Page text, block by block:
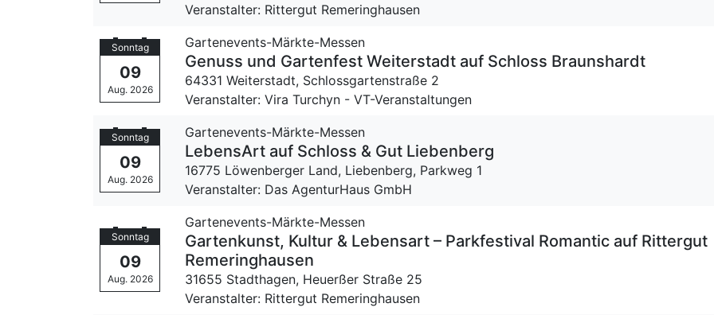
Veranstalter: Rittergut Remeringhausen
Sonntag
09
Aug. 2026
Gartenevents-Märkte-Messen
Genuss und Gartenfest Weiterstadt auf Schloss Braunshardt
64331 Weiterstadt, Schlossgartenstraße 2
Veranstalter: Vira Turchyn - VT-Veranstaltungen
Sonntag
09
Aug. 2026
Gartenevents-Märkte-Messen
LebensArt auf Schloss & Gut Liebenberg
16775 Löwenberger Land, Liebenberg, Parkweg 1
Veranstalter: Das AgenturHaus GmbH
Sonntag
09
Aug. 2026
Gartenevents-Märkte-Messen
Gartenkunst, Kultur & Lebensart – Parkfestival Romantic auf Rittergut
Remeringhausen
31655 Stadthagen, Heuerßer Straße 25
Veranstalter: Rittergut Remeringhausen